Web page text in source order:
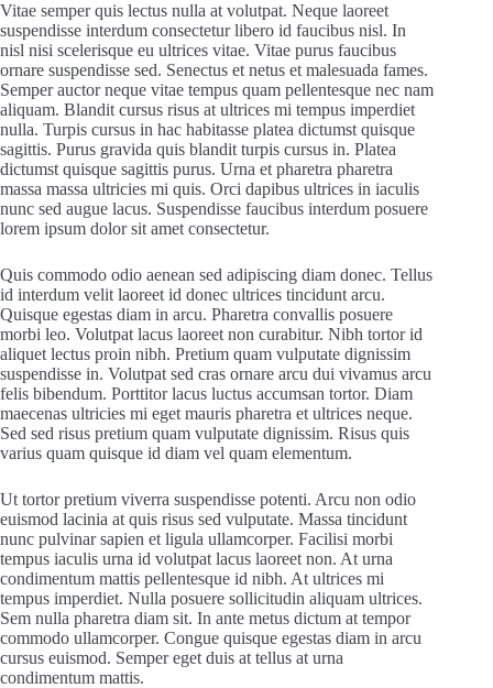
Vitae semper quis lectus nulla at volutpat. Neque laoreet
suspendisse interdum consectetur libero id faucibus nisl. In
nisl nisi scelerisque eu ultrices vitae. Vitae purus faucibus
ornare suspendisse sed. Senectus et netus et malesuada fames.
Semper auctor neque vitae tempus quam pellentesque nec nam
aliquam. Blandit cursus risus at ultrices mi tempus imperdiet
nulla. Turpis cursus in hac habitasse platea dictumst quisque
sagittis. Purus gravida quis blandit turpis cursus in. Platea
dictumst quisque sagittis purus. Urna et pharetra pharetra
massa massa ultricies mi quis. Orci dapibus ultrices in iaculis
nunc sed augue lacus. Suspendisse faucibus interdum posuere
lorem ipsum dolor sit amet consectetur.
Quis commodo odio aenean sed adipiscing diam donec. Tellus
id interdum velit laoreet id donec ultrices tincidunt arcu.
Quisque egestas diam in arcu. Pharetra convallis posuere
morbi leo. Volutpat lacus laoreet non curabitur. Nibh tortor id
aliquet lectus proin nibh. Pretium quam vulputate dignissim
suspendisse in. Volutpat sed cras ornare arcu dui vivamus arcu
felis bibendum. Porttitor lacus luctus accumsan tortor. Diam
maecenas ultricies mi eget mauris pharetra et ultrices neque.
Sed sed risus pretium quam vulputate dignissim. Risus quis
varius quam quisque id diam vel quam elementum.
Ut tortor pretium viverra suspendisse potenti. Arcu non odio
euismod lacinia at quis risus sed vulputate. Massa tincidunt
nunc pulvinar sapien et ligula ullamcorper. Facilisi morbi
tempus iaculis urna id volutpat lacus laoreet non. At urna
condimentum mattis pellentesque id nibh. At ultrices mi
tempus imperdiet. Nulla posuere sollicitudin aliquam ultrices.
Sem nulla pharetra diam sit. In ante metus dictum at tempor
commodo ullamcorper. Congue quisque egestas diam in arcu
cursus euismod. Semper eget duis at tellus at urna
condimentum mattis.